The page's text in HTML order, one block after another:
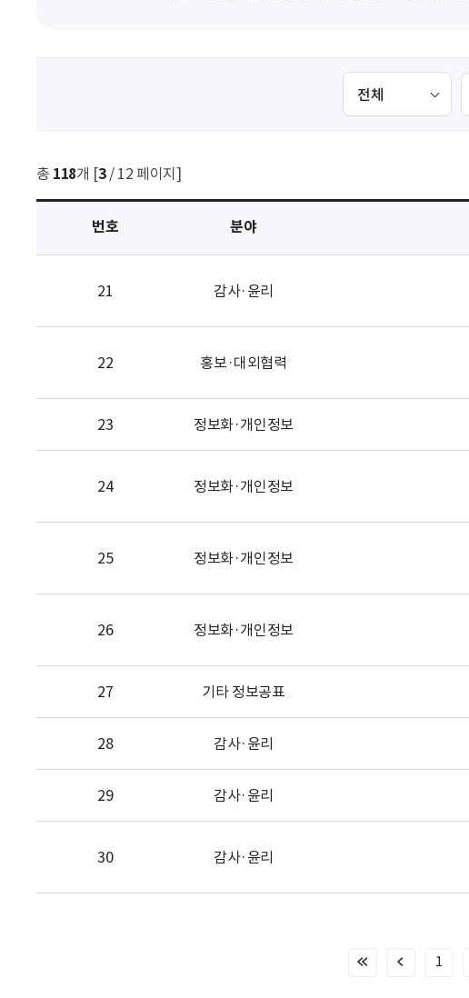
검
총 118개 [3/ 12 페이지]
번호 분야
21 감사·윤리
22 홍보·대외협력
23 정보화·개인정보
24 정보화·개인정보
25 정보화·개인정보
26 정보화·개인정보
27 기타 정보공표
28 감사·윤리
29 감사·윤리
30 감사·윤리
처
이
1